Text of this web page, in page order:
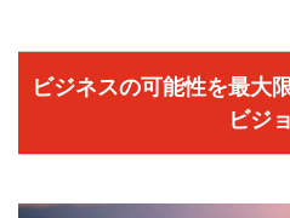
ビジネスの可能性を最大
ビジ